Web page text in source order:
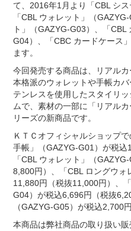
て、2016年1月より「CBL シ
「CBL ウォレット」（
ト」（GAZYG-G03）、「
G04）、「CBC カードケース
ます。
今回発売する商品は、リアル
本格派のウォレットや手帳カ
テンレスを使用したスタイリ
ムで、素材の一部に「リアル
リーズの新商品です。
ＫＴＣオフィシャルショップ
手帳」（GAZYG-G01）が税込
「CBL ウォレット」（
8,800円）、「CBL ロングウ
11,880円（税抜11,000円）、
G04）が税込6,696円（税抜
（GAZYG-G05）が税込2,700
本商品は弊社商品の取り扱い